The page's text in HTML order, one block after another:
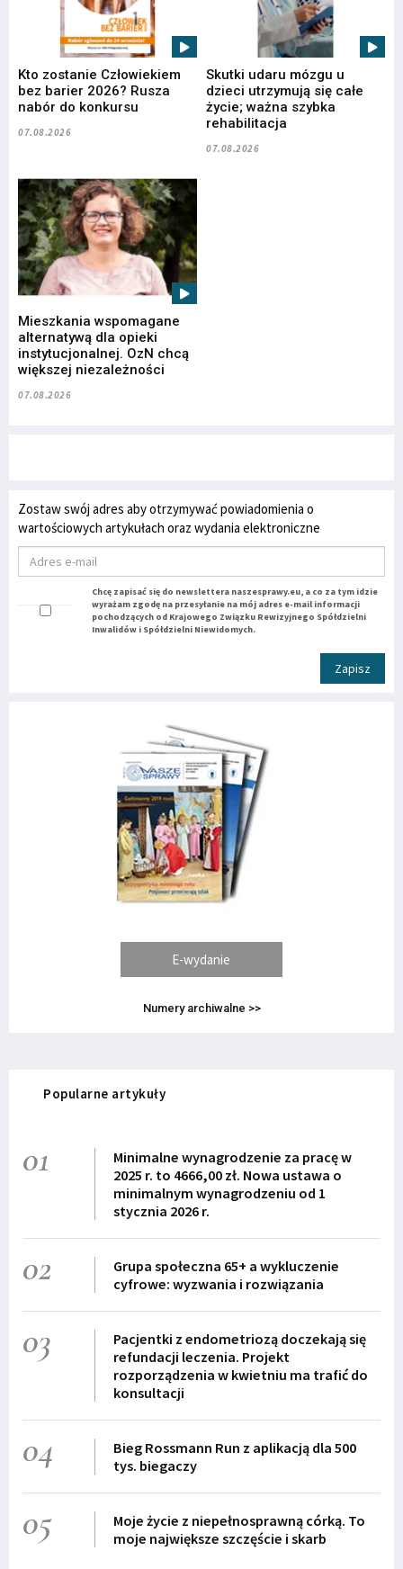
Kto zostanie Człowiekiem
bez barier 2026? Rusza
nabór do konkursu
07.08.2026
Skutki udaru mózgu u
dzieci utrzymują się całe
życie; ważna szybka
rehabilitacja
07.08.2026
Mieszkania wspomagane
alternatywą dla opieki
instytucjonalnej. OzN chcą
większej niezależności
07.08.2026
Zostaw swój adres aby otrzymywać powiadomienia o
wartościowych artykułach oraz wydania elektroniczne
Chcę zapisać się do newslettera naszesprawy.eu, a co za tym idzie
wyrażam zgodę na przesyłanie na mój adres e-mail informacji
pochodzących od Krajowego Związku Rewizyjnego Spółdzielni
Inwalidów i Spółdzielni Niewidomych.
Zapisz
E-wydanie
Numery archiwalne >>
Popularne artykuły
01
Minimalne wynagrodzenie za pracę w
2025 r. to 4666,00 zł. Nowa ustawa o
minimalnym wynagrodzeniu od 1
stycznia 2026 r.
02
Grupa społeczna 65+ a wykluczenie
cyfrowe: wyzwania i rozwiązania
03
Pacjentki z endometriozą doczekają się
refundacji leczenia. Projekt
rozporządzenia w kwietniu ma trafić do
konsultacji
04
Bieg Rossmann Run z aplikacją dla 500
tys. biegaczy
05
Moje życie z niepełnosprawną córką. To
moje największe szczęście i skarb